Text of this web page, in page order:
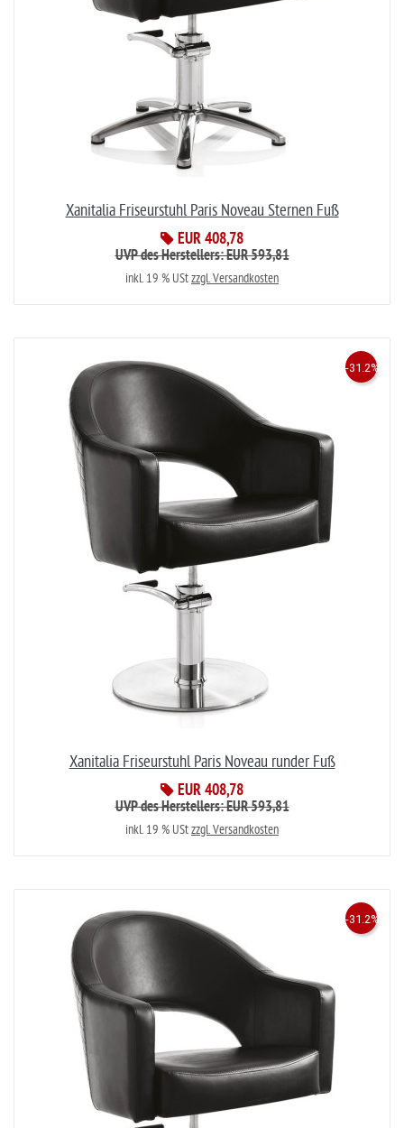
Xanitalia Friseurstuhl Paris Noveau Sternen Fuß
EUR 408,78
UVP des Herstellers: EUR 593,81
inkl. 19 % UStzzgl. Versandkosten
Xanitalia Friseurstuhl Paris Noveau runder Fuß
EUR 408,78
-31.2%
UVP des Herstellers: EUR 593,81
inkl. 19 % UStzzgl. Versandkosten
-31.2%